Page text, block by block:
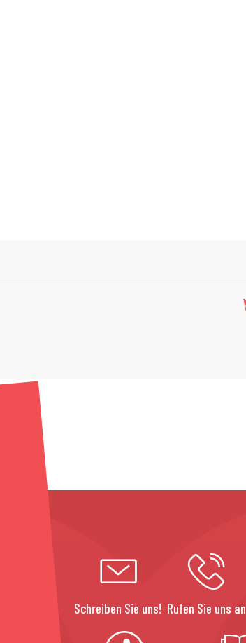
Schreiben Sie uns! Rufen Sie uns an